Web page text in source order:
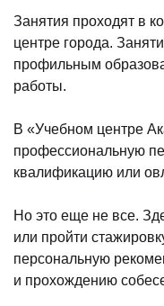
Занятия проходят в
центре города.
профильным
работы.
В «Учебном центре
профессиональную
квалификацию или
Но это еще не все.
или пройти
персональную
и прохождению